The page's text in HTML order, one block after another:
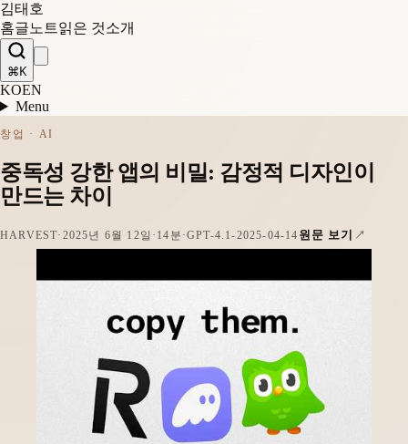
김태호
홈글 노트읽은 것소개
⌘K
KOEN
Menu
창업 · AI
중독성 강한 앱의 비밀: 감정적 디자인이
만드는 차이
HARVEST· 2025년 6월 12일 · 14분 ·GPT-4.1-2025-04-14 원문 보기